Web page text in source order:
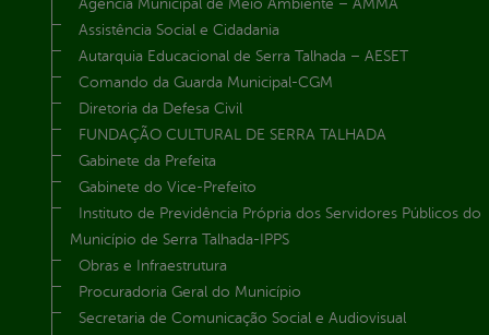
Agência Municipal de Meio Ambiente – AMMA
Assistência Social e Cidadania
Autarquia Educacional de Serra Talhada – AESET
Comando da Guarda Municipal-CGM
Diretoria da Defesa Civil
FUNDAÇÃO CULTURAL DE SERRA TALHADA
Gabinete da Prefeita
Gabinete do Vice-Prefeito
Instituto de Previdência Própria dos Servidores Públicos do
Município de Serra Talhada-IPPS
Obras e Infraestrutura
Procuradoria Geral do Município
Secretaria de Comunicação Social e Audiovisual